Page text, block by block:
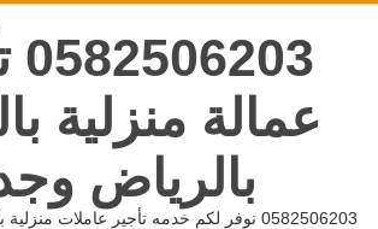
عمالة منزلية
بالرياض
0582506203 نوفر لكم خدمه تأجير عاملات منزلية بالشهر بالرياض وجده